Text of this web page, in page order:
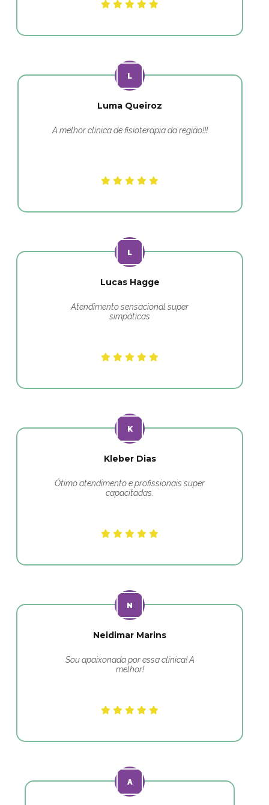
Luma Queiroz
A melhor clínica de fisioterapia da região!!!
Lucas Hagge
Atendimento sensacional super
simpáticas
Kleber Dias
Ótimo atendimento e profissionais super
capacitadas.
Neidimar Marins
Sou apaixonada por essa clínica! A
melhor!